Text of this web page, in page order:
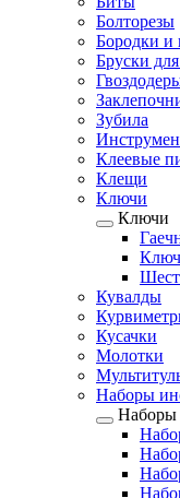
Болторезы
Бородки и
Бруски
Зубила
Клеевые
Клещи
Ключи
Ключи
Кувалды
Кусачки
Молотки
Наборы
Наборы